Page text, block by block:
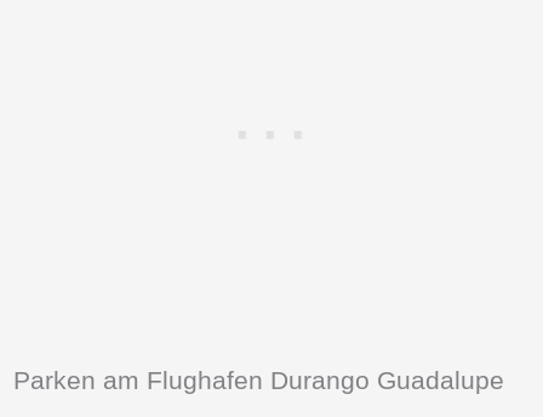
Parken am Flughafen Durango Guadalupe